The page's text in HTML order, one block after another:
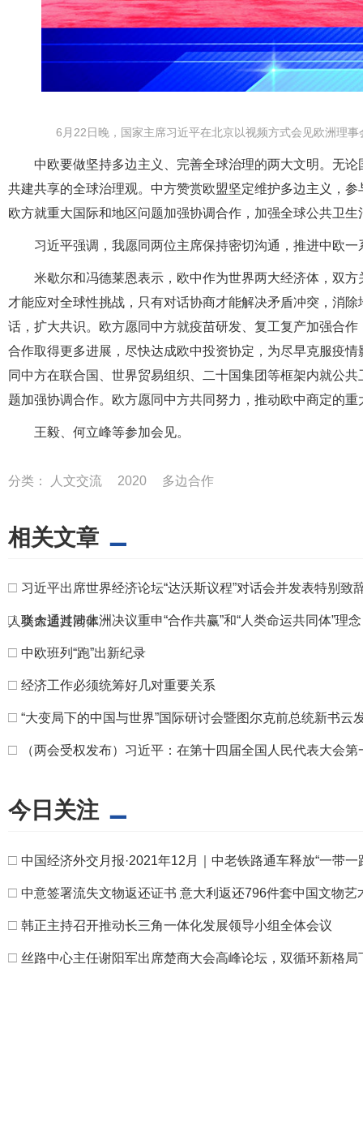
6月22日晚，国家主席习近平在北京以视频方式会见欧洲理
中欧要做坚持多边主义、完善全球治理的两大文明。无
共建共享的全球治理观。中方赞赏欧盟坚定维护多边主义，
欧方就重大国际和地区问题加强协调合作，加强全球公共卫
习近平强调，我愿同两位主席保持密切沟通，推进中欧
米歇尔和冯德莱恩表示，欧中作为世界两大经济体，双
才能应对全球性挑战，只有对话协商才能解决矛盾冲突，消
话，扩大共识。欧方愿同中方就疫苗研发、复工复产加强合
合作取得更多进展，尽快达成欧中投资协定，为尽早克服疫
同中方在联合国、世界贸易组织、二十国集团等框架内就公
题加强协调合作。欧方愿同中方共同努力，推动欧中商定的
王毅、何立峰等参加会见。
分类： 人文交流 2020 多边合作
相关文章
□ 习近平出席世界经济论坛“达沃斯议程”对话会并发表特别
人类命运共同体
□ 联大通过涉非洲决议重申“合作共赢”和“人类命运共同体”理念
□ 中欧班列“跑”出新纪录
□ 经济工作必须统筹好几对重要关系
□ “大变局下的中国与世界”国际研讨会暨图尔克前总统新书云
□ （两会受权发布）习近平：在第十四届全国人民代表大会
今日关注
□ 中国经济外交月报·2021年12月｜中老铁路通车释放“一带一
□ 中意签署流失文物返还证书 意大利返还796件套中国文物艺
□ 韩正主持召开推动长三角一体化发展领导小组全体会议
□ 丝路中心主任谢阳军出席楚商大会高峰论坛，双循环新格